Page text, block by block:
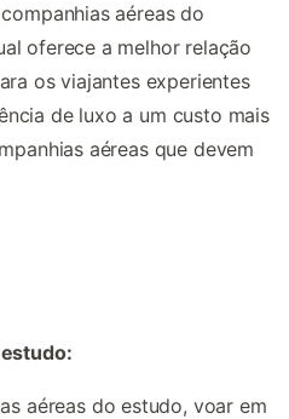
aéreas do
oferece a melhor relação
os viajantes experientes
de luxo a um custo mais
aéreas que devem
aéreas do estudo, voar em